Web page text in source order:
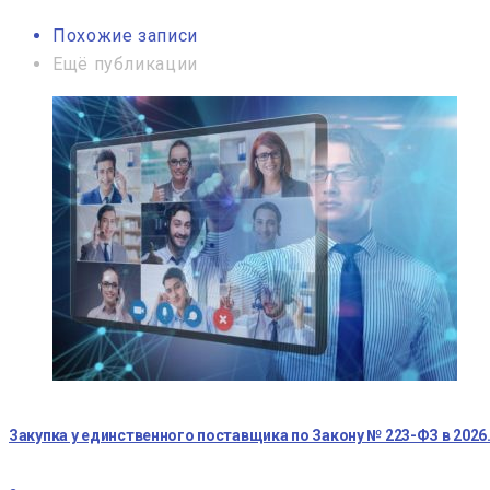
Похожие записи
Ещё публикации
Закупка у единственного поставщика по Закону № 223-ФЗ в